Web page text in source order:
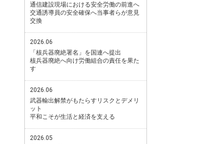
通信建設現場における安全労働の前進へ
交通誘導員の安全確保へ当事者らが意見
交換
2026.06
「核兵器廃絶署名」を国連へ提出
核兵器廃絶へ向け労働組合の責任を果た
す
2026.06
武器輸出解禁がもたらすリスクとデメリ
ット
平和こそが生活と経済を支える
2026.05